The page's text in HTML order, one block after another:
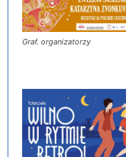
Graf. organizatorzy